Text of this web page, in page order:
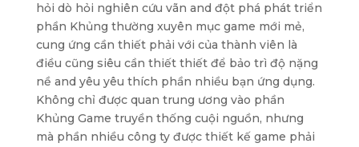
hỏi dò hỏi nghiên cứu vãn and đột phá phát triển
phần Khủng thường xuyên mục game mới mẻ,
cung ứng cần thiết phải với của thành viên là
điều cũng siêu cần thiết thiết để bảo trì độ nặng
nề and yêu yêu thích phần nhiều bạn ứng dụng.
Không chỉ được quan trung ương vào phần
Khủng Game truyền thống cuội nguồn, nhưng
mà phần nhiều công ty được thiết kế game phải